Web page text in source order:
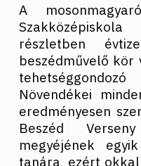
A
részletben
beszédművelő kör
Növendékei
eredményesen
Beszéd
megyéjének
tanára, ezért